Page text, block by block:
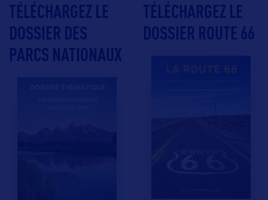
TÉLÉCHARGEZ LE
DOSSIER DES
PARCS NATIONAUX
TÉLÉCHARGEZ LE
DOSSIER ROUTE 66